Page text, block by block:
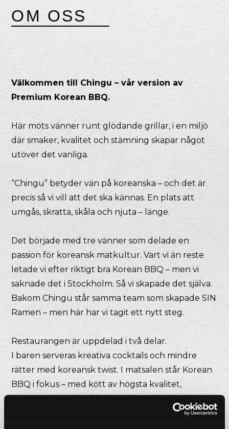
OM OSS
Välkommen till Chingu – vår version av
Premium Korean BBQ.
Här möts vänner runt glödande grillar, i en miljö
där smaker, kvalitet och stämning skapar något
utöver det vanliga.
“Chingu” betyder vän på koreanska – och det är
precis så vi vill att det ska kännas. En plats att
umgås, skratta, skåla och njuta – länge.
Det började med tre vänner som delade en
passion för koreansk matkultur. Vart vi än reste
letade vi efter riktigt bra Korean BBQ – men vi
saknade det i Stockholm. Så vi skapade det själva.
Bakom Chingu står samma team som skapade SIN
Ramen – men här har vi tagit ett nytt steg.
Restaurangen är uppdelad i två delar.
I baren serveras kreativa cocktails och mindre
rätter med koreansk twist. I matsalen står Korean
BBQ i fokus – med kött av högsta kvalitet,